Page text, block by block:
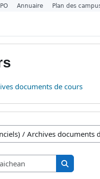
documents de cours
Lorg ann an
Lorg ann
Annuaire Plan des